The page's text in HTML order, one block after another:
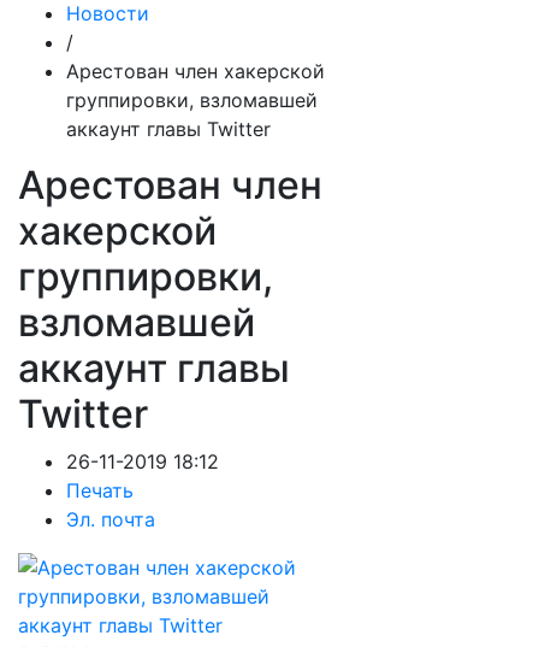
Новости
/
Арестован член хакерской
группировки, взломавшей
аккаунт главы Twitter
Арестован член
хакерской
группировки,
взломавшей
аккаунт главы
Twitter
26-11-2019 18:12
Печать
Эл. почта